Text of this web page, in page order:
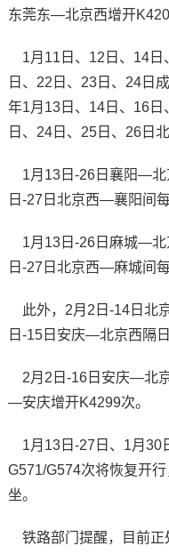
东莞东—北京西增开
1月11日、12日、14日
日、22日、23日、24日
年1月13日、14日、16
日、24日、25日、26日
1月13日-26日襄阳—北
日-27日北京西—襄阳间
1月13日-26日麻城—北
日-27日北京西—麻城间
此外，2月2日-14日北
日-15日安庆—北京西隔
2月2日-16日安庆—北
—安庆增开K4299次。
1月13日-27日、1月30
G571/G574次将恢复开
坐。
铁路部门提醒，目前正